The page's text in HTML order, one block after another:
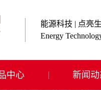
能源科技 | 点亮
Energy
中心 新闻动